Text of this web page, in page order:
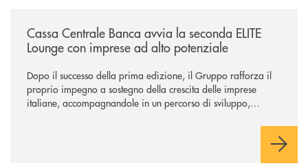
Cassa Centrale Banca avvia la seconda ELITE
Lounge con imprese ad alto potenziale
Dopo il successo della prima edizione, il Gruppo rafforza il
proprio impegno a sostegno della crescita delle imprese
italiane, accompagnandole in un percorso di sviluppo,